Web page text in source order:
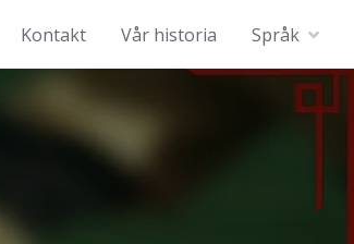
Kontakt Vår historia Språk